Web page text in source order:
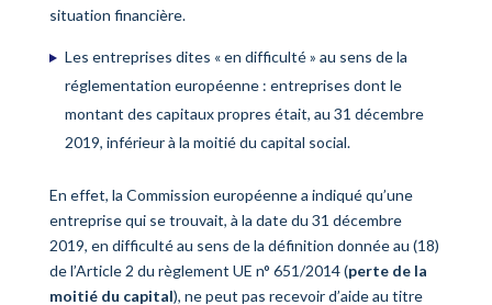
situation financière.
Les entreprises dites « en difficulté » au sens de la
réglementation européenne : entreprises dont le
montant des capitaux propres était, au 31 décembre
2019, inférieur à la moitié du capital social.
En effet, la Commission européenne a indiqué qu’une
entreprise qui se trouvait, à la date du 31 décembre
2019, en difficulté au sens de la définition donnée au (18)
de l’Article 2 du règlement UE n° 651/2014 (perte de la
moitié du capital), ne peut pas recevoir d’aide au titre